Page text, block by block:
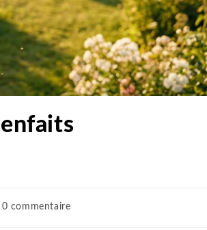
0 commentaire